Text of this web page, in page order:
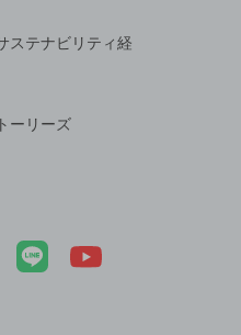
ステナビリティ経
ーリーズ